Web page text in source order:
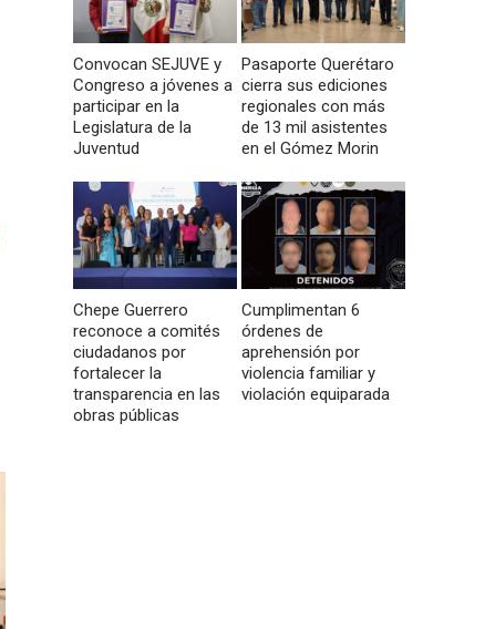
Convocan SEJUVE y
Congreso a jóvenes a
participar en la
Legislatura de la
Juventud
Pasaporte Querétaro
cierra sus ediciones
regionales con más
de 13 mil asistentes
en el Gómez Morin
Chepe Guerrero
reconoce a comités
ciudadanos por
fortalecer la
transparencia en las
obras públicas
Cumplimentan 6
órdenes de
aprehensión por
violencia familiar y
violación equiparada